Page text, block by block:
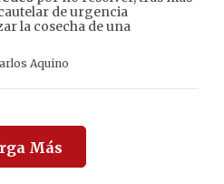
de urgencia
la cosecha de una
Aquino
Más